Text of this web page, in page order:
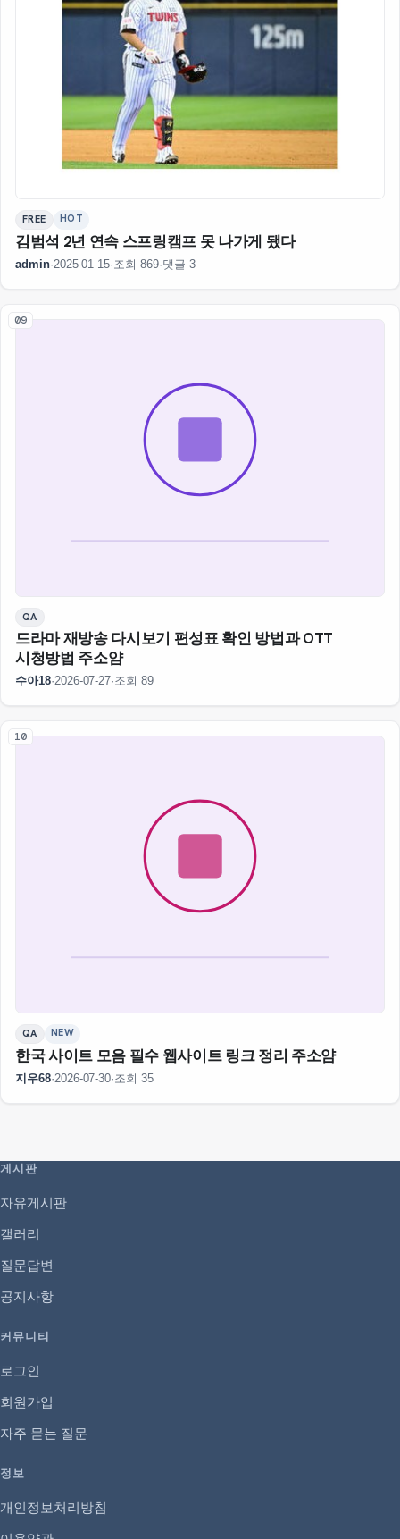
FREE HOT
김범석 2년 연속 스프링캠프 못 나가게 됐다
admin·2025-01-15·조회 869·댓글 3
09
QA
드라마 재방송 다시보기 편성표 확인 방법과 OTT
시청방법 주소얌
수아18·2026-07-27·조회 89
10
QA NEW
한국 사이트 모음 필수 웹사이트 링크 정리 주소얌
지우68·2026-07-30·조회 35
게시판
자유게시판
갤러리
질문답변
공지사항
커뮤니티
로그인
회원가입
자주 묻는 질문
정보
개인정보처리방침